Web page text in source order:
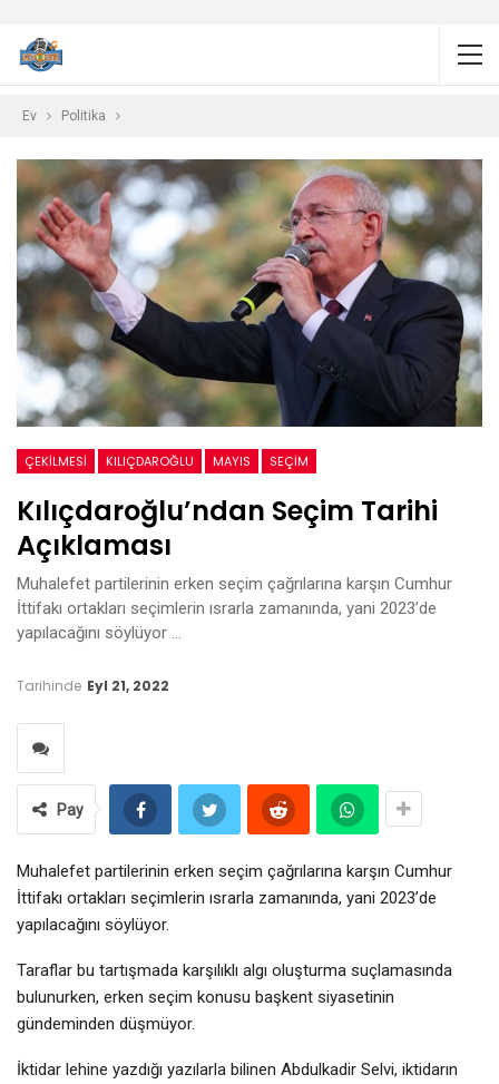
Ev Politika
ÇEKILMESI KILIÇDAROĞLU MAYIS SEÇIM
Kılıçdaroğlu’ndan Seçim Tarihi
Açıklaması
Muhalefet partilerinin erken seçim çağrılarına karşın Cumhur
İttifakı ortakları seçimlerin ısrarla zamanında, yani 2023’de
yapılacağını söylüyor …
Tarihinde Eyl 21, 2022
Pay
Muhalefet partilerinin erken seçim çağrılarına karşın Cumhur
İttifakı ortakları seçimlerin ısrarla zamanında, yani 2023’de
yapılacağını söylüyor.
Taraflar bu tartışmada karşılıklı algı oluşturma suçlamasında
bulunurken, erken seçim konusu başkent siyasetinin
gündeminden düşmüyor.
İktidar lehine yazdığı yazılarla bilinen Abdulkadir Selvi, iktidarın